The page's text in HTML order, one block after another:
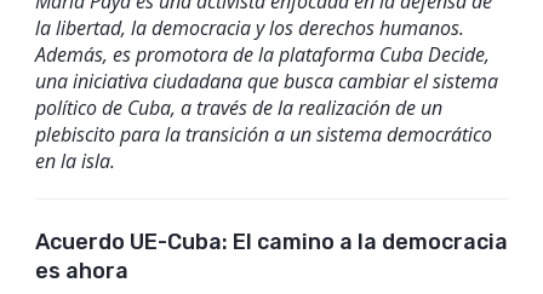
la libertad, la democracia y los derechos humanos.
Además, es promotora de la plataforma Cuba Decide,
una iniciativa ciudadana que busca cambiar el sistema
político de Cuba, a través de la realización de un
plebiscito para la transición a un sistema democrático
en la isla.
Acuerdo UE-Cuba: El camino a la democracia
es ahora